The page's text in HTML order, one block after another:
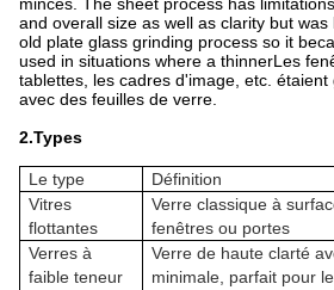
and overall size as well as clarity but
old plate glass grinding process so it
used in situations where a thinnerLes
tablettes, les cadres d'image, etc.
avec des feuilles de verre.
2.Types
Le type
Définition
Vitres
flottantes
Verre classique à
fenêtres ou portes
Verres à
faible teneur
Verre de haute clarté
minimale, parfait pour